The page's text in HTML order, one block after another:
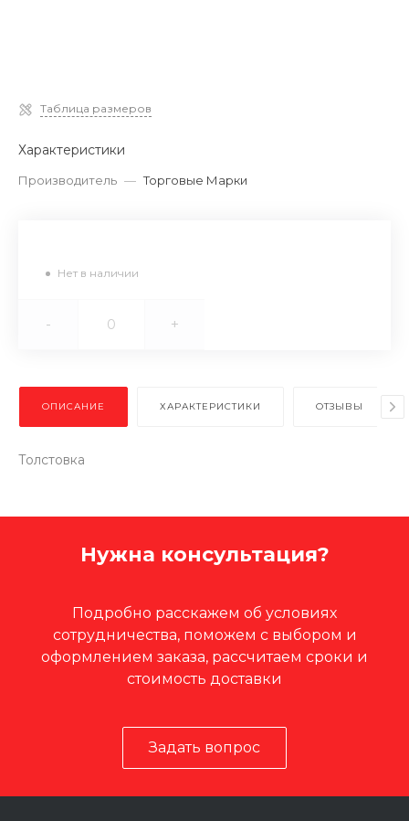
Таблица размеров
Характеристики
Производитель — Торговые Марки
Нет в наличии
- +
ОПИСАНИЕ ХАРАКТЕРИСТИКИ ОТЗЫВЫ
Толстовка
Нужна консультация?
Подробно расскажем об условиях
сотрудничества, поможем с выбором и
оформлением заказа, рассчитаем сроки и
стоимость доставки
Задать вопрос